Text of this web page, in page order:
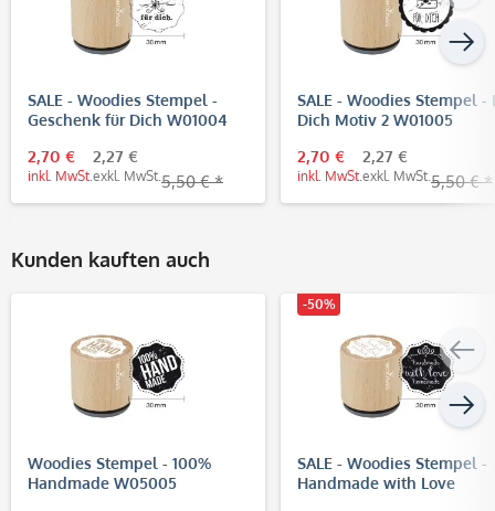
SALE - Woodies Stempel -
Geschenk für Dich W01004
2,70 €
inkl. MwSt.
2,27 €
exkl. MwSt. 5,50 € *
SALE - Woodies Stempel -
Dich Motiv 2 W01005
2,70 €
inkl. MwSt.
2,27 €
exkl. MwSt. 5,50 € *
Kunden kauften auch
Woodies Stempel - 100%
Handmade W05005
-50%
SALE - Woodies Stempel -
Handmade with Love